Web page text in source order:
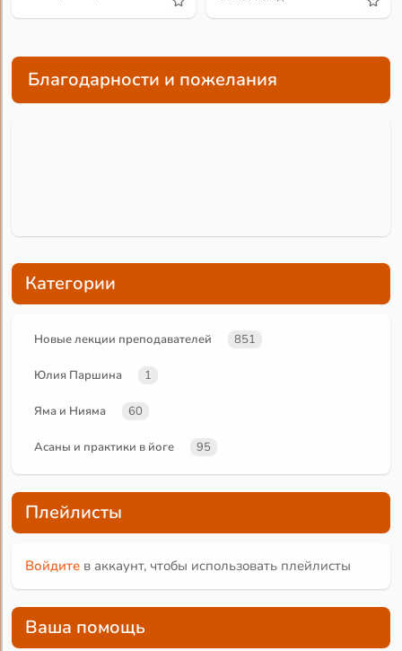
Благодарности и пожелания
Категории
Новые лекции преподавателей 851
Юлия Паршина 1
Яма и Нияма 60
Асаны и практики в йоге 95
Плейлисты
Войдите в аккаунт, чтобы использовать плейлисты
Ваша помощь